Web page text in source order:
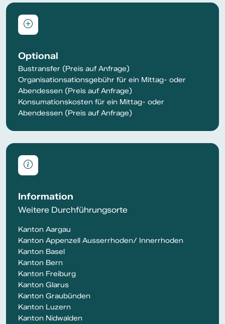
Optional
Bustransfer (Preis auf Anfrage)
Organisationsationsgebühr für ein Mittag- oder
Abendessen (Preis auf Anfrage)
Konsumationskosten für ein Mittag- oder
Abendessen (Preis auf Anfrage)
Information
Weitere Durchführungsorte
Kanton Aargau
Kanton Appenzell Ausserrhoden/ Innerrhoden
Kanton Basel
Kanton Bern
Kanton Freiburg
Kanton Glarus
Kanton Graubünden
Kanton Luzern
Kanton Nidwalden